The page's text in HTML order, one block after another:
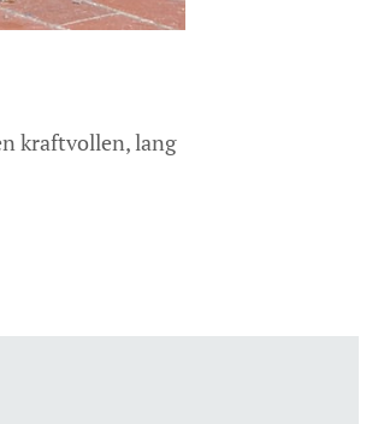
kraftvollen, lang